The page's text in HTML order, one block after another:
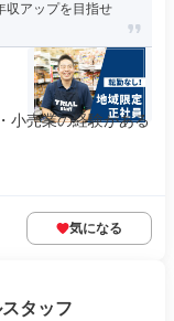
収アップを目指せ
小売業の経験がある
気になる
タッフ